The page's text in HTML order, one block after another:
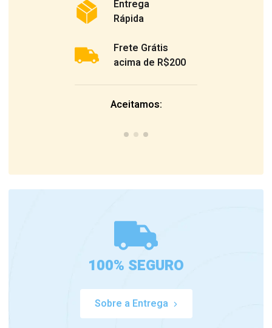
Entrega
Rápida
Frete Grátis
acima de R$200
Aceitamos:
100% SEGURO
Sobre a Entrega